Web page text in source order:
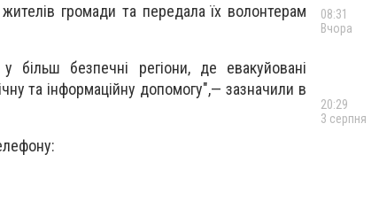
громади та передала їх волонтерам
більш безпечні регіони, де евакуйовані
та інформаційну допомогу",— зазначили в
08:31
Вчора
20:29
3 серпня